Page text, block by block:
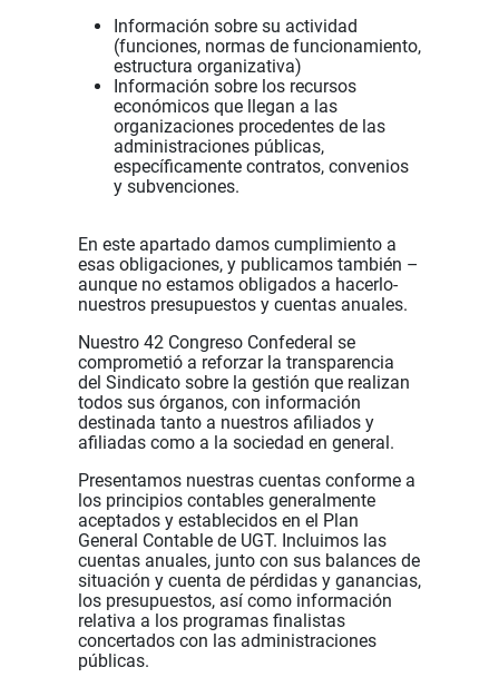
Información sobre su actividad
(funciones, normas de funcionamiento,
estructura organizativa)
Información sobre los recursos
económicos que llegan a las
organizaciones procedentes de las
administraciones públicas,
específicamente contratos, convenios
y subvenciones.
En este apartado damos cumplimiento a
esas obligaciones, y publicamos también –
aunque no estamos obligados a hacerlo-
nuestros presupuestos y cuentas anuales.
Nuestro 42 Congreso Confederal se
comprometió a reforzar la transparencia
del Sindicato sobre la gestión que realizan
todos sus órganos, con información
destinada tanto a nuestros afiliados y
afiliadas como a la sociedad en general.
Presentamos nuestras cuentas conforme a
los principios contables generalmente
aceptados y establecidos en el Plan
General Contable de UGT. Incluimos las
cuentas anuales, junto con sus balances de
situación y cuenta de pérdidas y ganancias,
los presupuestos, así como información
relativa a los programas finalistas
concertados con las administraciones
públicas.